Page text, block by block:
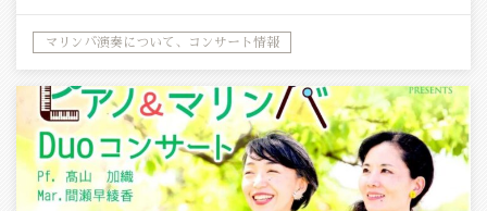
マリンバ演奏について、コンサート情報